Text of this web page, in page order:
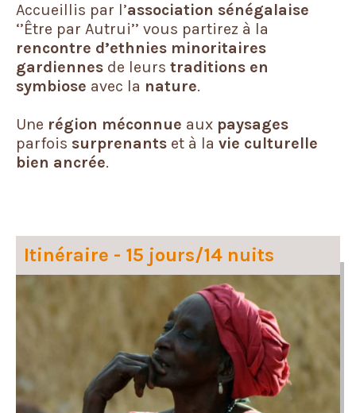
Accueillis par l’association sénégalaise
‘’Être par Autrui’’ vous partirez à la
rencontre d’ethnies minoritaires
gardiennes de leurs traditions en
symbiose avec la nature.
Une région méconnue aux paysages
parfois surprenants et à la vie culturelle
bien ancrée.
Itinéraire - 15 jours/14 nuits